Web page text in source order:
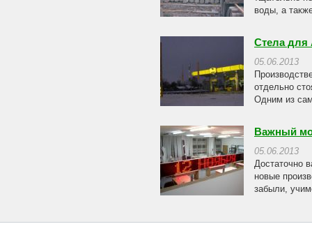
воды, а
Стела для
05.06.2013
отдельно
Одним из
Важный
05.06.2013
Достаточно
новые
забыли,